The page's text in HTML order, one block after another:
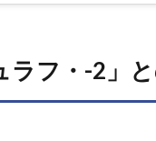
ラフ・-2」